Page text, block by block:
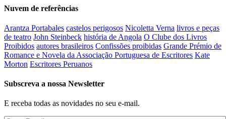
Nuvem de referências
Arantza Portabales castelos perigosos Nicoletta Verna livros e peças
de teatro John Steinbeck história de Angola O Clube dos Livros
Proibidos autores brasileiros Confissões proibidas Grande Prémio de
Romance e Novela da Associação Portuguesa de Escritores Kate
Morton Escritores Peruanos
Subscreva a nossa Newsletter
E receba todas as novidades no seu e-mail.